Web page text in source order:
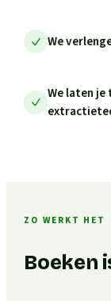
We
We laten
ZO WERKT HET
Boeken